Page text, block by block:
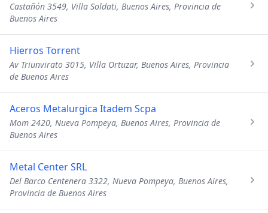
Castañón 3549, Villa Soldati, Buenos Aires, Provincia de
Buenos Aires
Hierros Torrent
Av Triunvirato 3015, Villa Ortuzar, Buenos Aires, Provincia
de Buenos Aires
Aceros Metalurgica Itadem Scpa
Mom 2420, Nueva Pompeya, Buenos Aires, Provincia de
Buenos Aires
Metal Center SRL
Del Barco Centenera 3322, Nueva Pompeya, Buenos Aires,
Provincia de Buenos Aires